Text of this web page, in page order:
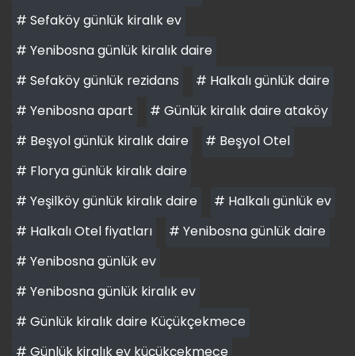
# Sefaköy günlük kiralık ev
# Yenibosna günlük kiralık daire
# Sefaköy günlük rezidans
# Halkalı günlük daire
# Yenibosna apart
# Günlük kiralık daire ataköy
# Beşyol günlük kiralık daire
# Beşyol Otel
# Florya günlük kiralık daire
# Yeşilköy günlük kiralık daire
# Halkalı günlük ev
# Halkalı Otel fiyatları
# Yenibosna günlük daire
# Yenibosna günlük ev
# Yenibosna günlük kiralık ev
# Günlük kiralık daire Küçükçekmece
# Günlük kiralık ev küçükçekmece